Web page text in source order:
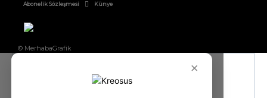
Abonelik Sözleşmesi Künye
© MerhabaGrafik
×